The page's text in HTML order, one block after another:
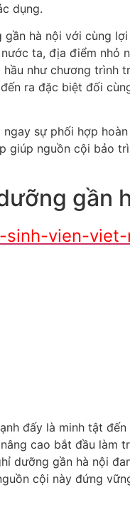
dụng.
hà nội với cùng
ta, địa điểm nhỏ
như chương trình
ra đặc biệt đối
sự phối hợp
giúp nguồn cội bảo
gần
vien-
đấy là minh tật
cao bắt đầu làm
dưỡng gần hà nội
cội này đứng